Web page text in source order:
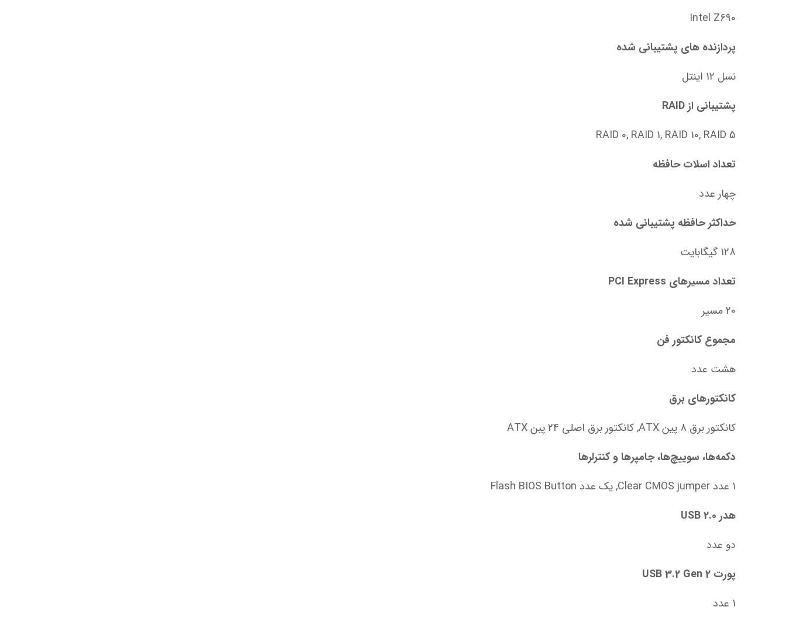
Intel Z690
پردازنده های پشتیبانی شده
نسل 12 اینتل
پشتیبانی از RAID
RAID 0, RAID 1, RAID 10, RAID 5
تعداد اسلات حافظه
چهار عدد
حداکثر حافظه پشتیبانی شده
128 گیگابایت
تعداد مسیرهای PCI Express
20 مسیر
مجموع کانکتور فن
هشت عدد
کانکتورهای برق
کانکتور برق 8 پین ATX, کانکتور برق اصلی 24 پبن ATX
دکمه‌ها، سوییچ‌ها، جامپرها و کنترلرها
1 عدد Clear CMOS jumper, یک عدد Flash BIOS Button
هدر USB 2.0
دو عدد
پورت USB 3.2 Gen 2
1 عدد